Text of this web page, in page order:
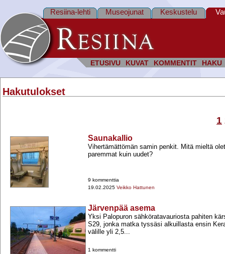
ETUSIVU KUVAT KOMMENTIT HAKU
Resiina-lehti Museojunat Keskustelu
Hakutulokset
1
Saunakallio
Vihertämättömän samin penkit. Mitä mieltä
paremmat kuin uudet?
9 kommenttia
19.02.2025 Veikko Hattunen
Järvenpää asema
Yksi Palopuron sähköratavauriosta pahiten
S29, jonka matka tyssäsi alkuillasta ensin
välille yli 2,5...
1 kommentti